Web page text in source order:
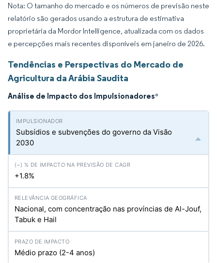
Nota: O tamanho do mercado e os números de previsão neste
relatório são gerados usando a estrutura de estimativa
proprietária da Mordor Intelligence, atualizada com os dados
e percepções mais recentes disponíveis em janeiro de 2026.
Tendências e Perspectivas do Mercado de
Agricultura da Arábia Saudita
Análise de Impacto dos Impulsionadores*
Subsídios e subvenções do governo da Visão
2030
+1.8%
Nacional, com concentração nas províncias de Al-Jouf,
Tabuk e Hail
Médio prazo (2-4 anos)